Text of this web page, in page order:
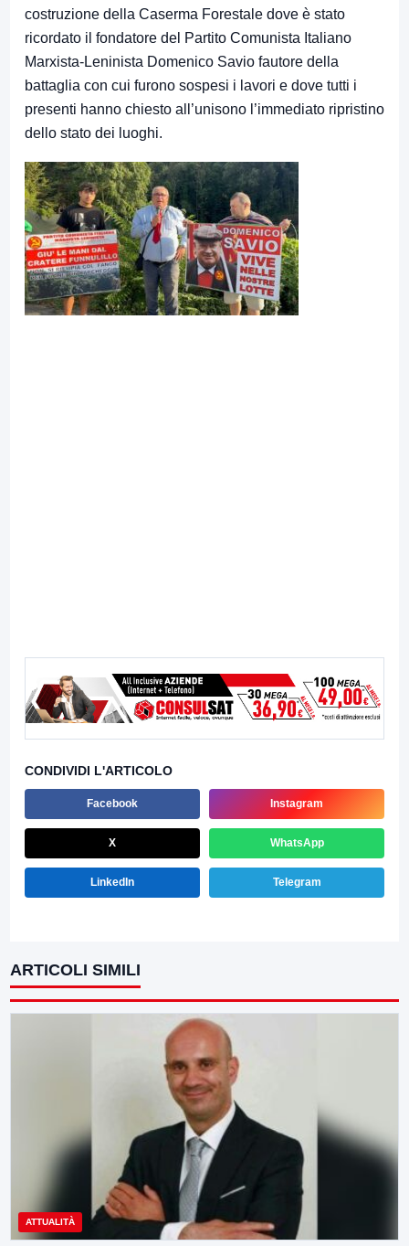
costruzione della Caserma Forestale dove è stato
ricordato il fondatore del Partito Comunista Italiano
Marxista-Leninista Domenico Savio fautore della
battaglia con cui furono sospesi i lavori e dove tutti i
presenti hanno chiesto all’unisono l’immediato ripristino
dello stato dei luoghi.
CONDIVIDI L'ARTICOLO
Facebook Instagram
X WhatsApp
LinkedIn Telegram
ARTICOLI SIMILI
ATTUALITÀ